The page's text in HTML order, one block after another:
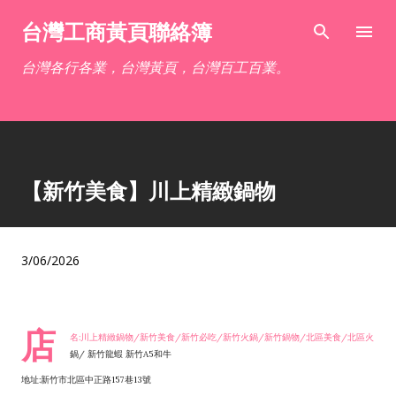
跳到主要內容
台灣工商黃頁聯絡簿
台灣各行各業，台灣黃頁，台灣百工百業。
【新竹美食】川上精緻鍋物
3/06/2026
店
名:川上精緻鍋物/新竹美食/新竹必吃/新竹火鍋/新竹鍋物/北區美食/北區火
鍋/ 新竹龍蝦 新竹A5和牛
地址:新竹市北區中正路157巷13號